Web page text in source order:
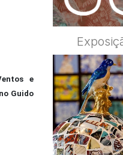
e
Guido